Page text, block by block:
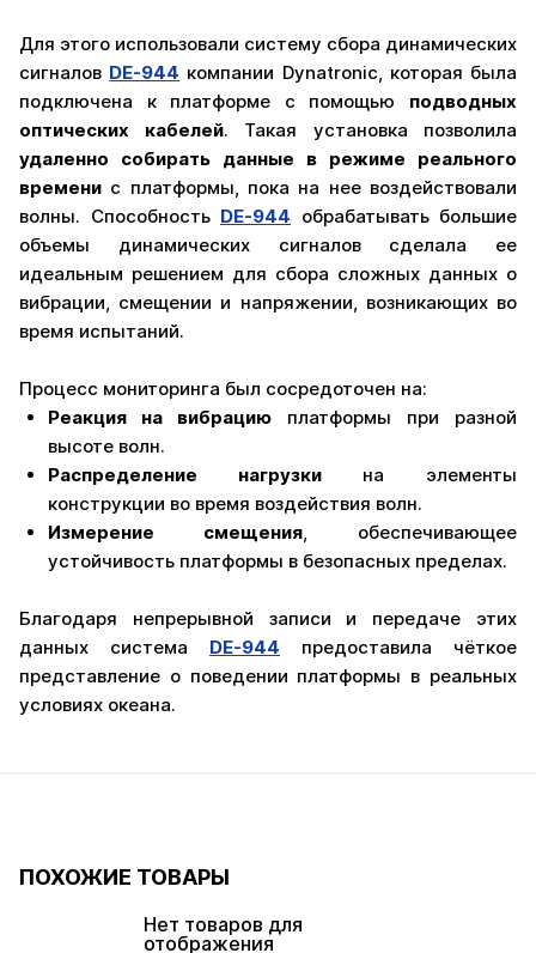
Для этого использовали систему сбора динамических
сигналов DE-944 компании Dynatronic, которая была
подключена к платформе с помощью подводных
оптических кабелей. Такая установка позволила
удаленно собирать данные в режиме реального
времени с платформы, пока на нее воздействовали
волны. Способность DE-944 обрабатывать большие
объемы динамических сигналов сделала ее
идеальным решением для сбора сложных данных о
вибрации, смещении и напряжении, возникающих во
время испытаний.
Процесс мониторинга был сосредоточен на:
Реакция на вибрацию платформы при разной
высоте волн.
Распределение нагрузкина элементы
конструкции во время воздействия волн.
Измерение смещения, обеспечивающее
устойчивость платформы в безопасных пределах.
Благодаря непрерывной записи и передаче этих
данных система DE-944 предоставила чёткое
представление о поведении платформы в реальных
условиях океана.
ПОХОЖИЕ ТОВАРЫ
Нет товаров для
отображения